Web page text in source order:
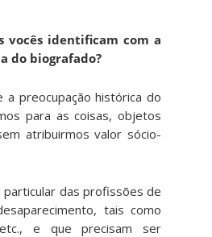
vocês identificam com a
do biografado?
a preocupação histórica do
para as coisas, objetos
atribuirmos valor sócio-
das profissões de
tais como
e que precisam ser